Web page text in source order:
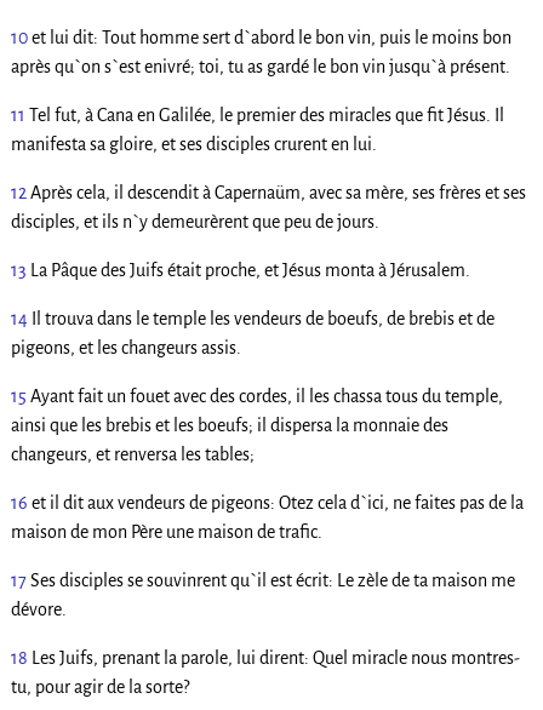
10et lui dit: Tout homme sert d`abord le bon vin, puis le moins bon
après qu`on s`est enivré; toi, tu as gardé le bon vin jusqu`à présent.
11 Tel fut, à Cana en Galilée, le premier des miracles que fit Jésus. Il
manifesta sa gloire, et ses disciples crurent en lui.
12 Après cela, il descendit à Capernaüm, avec sa mère, ses frères et ses
disciples, et ils n`y demeurèrent que peu de jours.
13 La Pâque des Juifs était proche, et Jésus monta à Jérusalem.
14
Il trouva dans le temple les vendeurs de boeufs, de brebis et de
pigeons, et les changeurs assis.
15 Ayant fait un fouet avec des cordes, il les chassa tous du temple,
ainsi que les brebis et les boeufs; il dispersa la monnaie des
changeurs, et renversa les tables;
16 et il dit aux vendeurs de pigeons: Otez cela d`ici, ne faites pas de la
maison de mon Père une maison de trafic.
17Ses disciples se souvinrent qu`il est écrit: Le zèle de ta maison me
dévore.
18
Les Juifs, prenant la parole, lui dirent: Quel miracle nous montres-
tu, pour agir de la sorte?